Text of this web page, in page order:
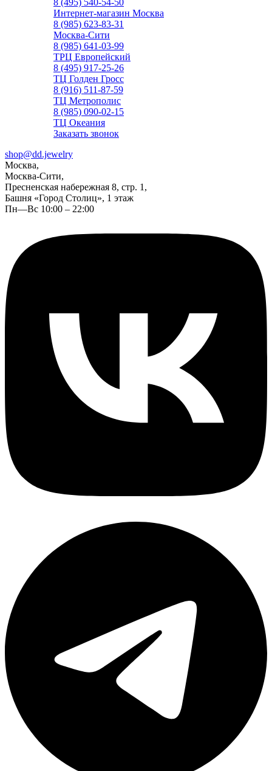
8 (495) 540-54-50
Интернет-магазин Москва
8 (985) 623-83-31
Москва-Сити
8 (985) 641-03-99
ТРЦ Европейский
8 (495) 917-25-26
ТЦ Голден Гросс
8 (916) 511-87-59
ТЦ Метрополис
8 (985) 090-02-15
ТЦ Океания
Заказать звонок
shop@dd.jewelry
Москва,
Москва-Сити,
Пресненская набережная 8, стр. 1,
Башня «Город Столиц», 1 этаж
Пн—Вс 10:00 – 22:00